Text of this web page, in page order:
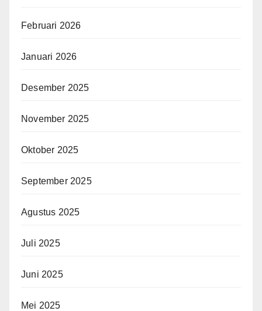
Februari 2026
Januari 2026
Desember 2025
November 2025
Oktober 2025
September 2025
Agustus 2025
Juli 2025
Juni 2025
Mei 2025